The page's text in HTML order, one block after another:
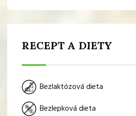
RECEPT A DIETY
Bezlaktózová dieta
Bezlepková dieta